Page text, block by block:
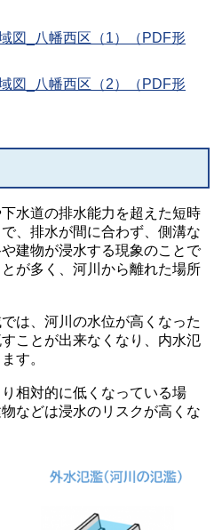
図_八幡西区（1）（PDF形
図_八幡西区（2）（PDF形
水道の排水能力を超えた短時
、排水が間に合わず、側溝な
建物が浸水する現象のことで
が多く、河川から離れた場所
は、河川の水位が高くなった
ことが出来なくなり、内水氾
す。
相対的に低くなっている場
などは浸水のリスクが高くな